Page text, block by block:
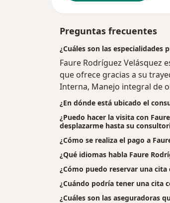
Preguntas frecuentes
¿Cuáles son las especialidades
Faure Rodríguez Velásquez
que ofrece gracias a su
Interna, Manejo integral de
¿En dónde está ubicado el
¿Puedo hacer la visita con
desplazarme hasta su
¿Cómo se realiza el pago a
¿Qué idiomas habla Faure
¿Cómo puedo reservar una cita
¿Cuándo podría tener una cita
¿Cuáles son las aseguradoras